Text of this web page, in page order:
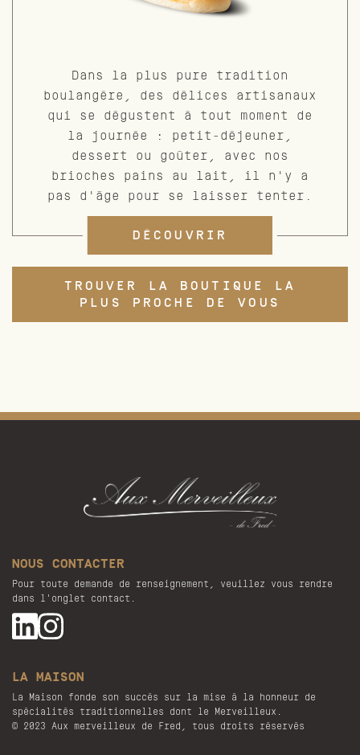
Dans la plus pure tradition
boulangère, des délices artisanaux
qui se dégustent à tout moment de
la journée : petit-déjeuner,
dessert ou goûter, avec nos
brioches pains au lait, il n'y a
pas d'âge pour se laisser tenter.
DÉCOUVRIR
TROUVER LA BOUTIQUE LA
PLUS PROCHE DE VOUS
NOUS CONTACTER
Pour toute demande de renseignement, veuillez vous rendre
dans l'onglet contact.
LA MAISON
La Maison fonde son succès sur la mise à la honneur de
spécialités traditionnelles dont le Merveilleux.
© 2023 Aux merveilleux de Fred, tous droits réservés